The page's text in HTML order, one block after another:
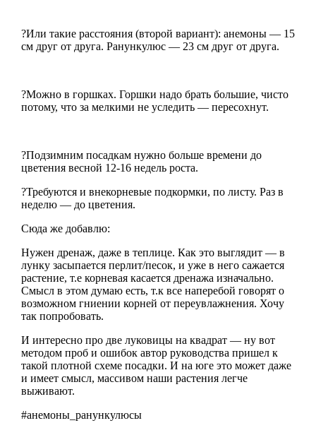
?Или такие расстояния (второй вариант): анемоны — 15
см друг от друга. Ранункулюс — 23 см друг от друга.
?Можно в горшках. Горшки надо брать большие, чисто
потому, что за мелкими не уследить — пересохнут.
?Подзимним посадкам нужно больше времени до
цветения весной 12-16 недель роста.
?Требуются и внекорневые подкормки, по листу. Раз в
неделю — до цветения.
Сюда же добавлю:
Нужен дренаж, даже в теплице. Как это выглядит — в
лунку засыпается перлит/песок, и уже в него сажается
растение, т.е корневая касается дренажа изначально.
Смысл в этом думаю есть, т.к все наперебой говорят о
возможном гниении корней от переувлажнения. Хочу
так попробовать.
И интересно про две луковицы на квадрат — ну вот
методом проб и ошибок автор руководства пришел к
такой плотной схеме посадки. И на юге это может даже
и имеет смысл, массивом наши растения легче
выживают.
#анемоны_ранункулюсы